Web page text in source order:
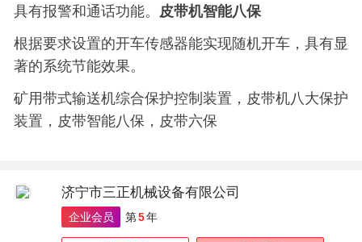
具有报警和通话功能。 皮带机智能八保
根据要求设置的开车传感器能实现随机开车，具有显
著的系统节能效果。
矿用带式输送机综合保护控制装置，皮带机八大保护
装置，皮带智能八保，皮带六保
济宁市三正机械设备有限公司
企业会员 第5年